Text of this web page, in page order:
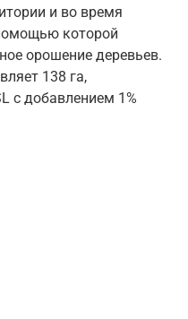
и во время
которой
орошение деревьев.
138 га,
с добавлением 1%